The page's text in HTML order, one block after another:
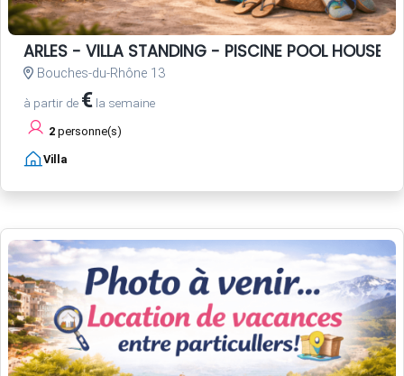
ARLES - VILLA STANDING - PISCINE POOL HOUSE -
Bouches-du-Rhône 13
à partir de € la semaine
2 personne(s)
Villa